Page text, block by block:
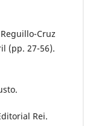
Cruz
(pp. 27-56).
Rei.